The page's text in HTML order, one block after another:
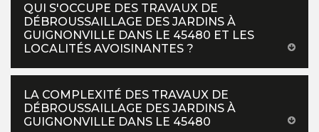
QUI S'OCCUPE DES TRAVAUX DE
DÉBROUSSAILLAGE DES JARDINS À
GUIGNONVILLE DANS LE 45480 ET LES
LOCALITÉS AVOISINANTES ?
LA COMPLEXITÉ DES TRAVAUX DE
DÉBROUSSAILLAGE DES JARDINS À
GUIGNONVILLE DANS LE 45480